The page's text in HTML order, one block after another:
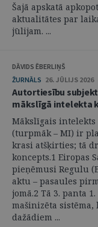
Šajā apskatā
aktualitātes par
jūlijam. ...
DĀVIDS ĒBERLIŅŠ
ŽURNĀLS 26. JŪLIJS 2026
Autortiesību
mākslīgā intelekta
Mākslīgais intelekts
(turpmāk – MI) ir
krasi atšķirties; tā
koncepts.1 Eiropas
pieņēmusi Regulu
aktu – pasaules
jomā.2 Tā 3. panta
mašinizēta
dažādiem ...